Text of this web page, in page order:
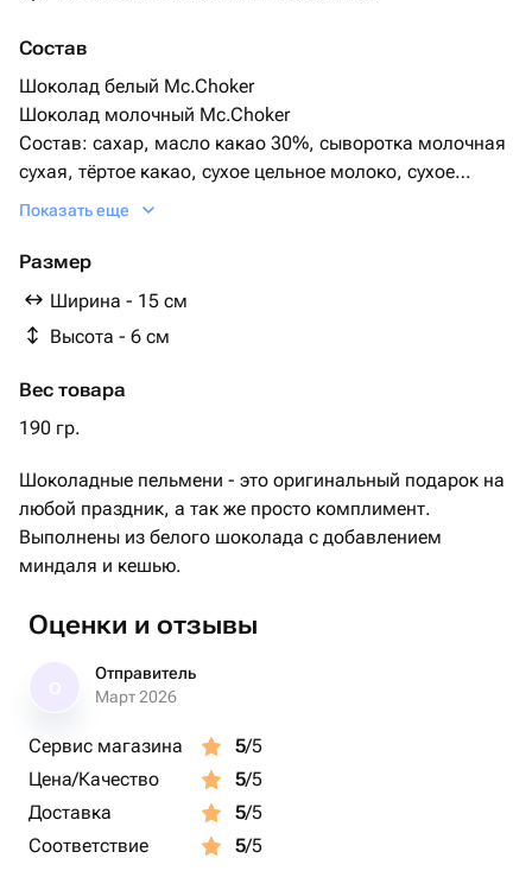
Состав
Шоколад белый Mc.Choker
Шоколад молочный Mc.Choker
Состав: сахар, масло какао 30%, сыворотка молочная
сухая, тёртое какао, сухое цельное молоко, сухое
обезжиренное молоко, пахта сухая, сливки сухие,
модержать следы орехов, злаков, арахиса.
Кешью
Показать еще
Размер
Ширина - 15 см
Высота - 6 см
Вес товара
190 гр.
Шоколадные пельмени - это оригинальный подарок на
любой праздник, а так же просто комплимент.
Выполнены из белого шоколада с добавлением
миндаля и кешью.
Оценки и отзывы
Отправитель
Март 2026
Сервис магазина 5/5
Цена/Качество
5/5
Доставка
5/5
Соответствие
5/5